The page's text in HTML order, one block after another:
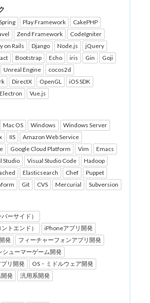
Play Framework
CakePHP
Zend Framework
CodeIgniter
on Rails Django Node.js
jQuery
Bootstrap Echo iris Gin
Goji
Unreal Engine
cocos2d
DirectX OpenGL
iOS SDK
Electron Vue.js
Mac OS Windows
Windows Server
IIS
Amazon Web Service
Google Cloud Platform Vim
Emacs
Studio Visual Studio Code
Hadoop
Elasticsearch Chef
Puppet
Git CVS Mercurial Subversion
ーサイド）
トエンド）
iPhoneアプリ開発
発
フィーチャーフォンアプリ開発
シューマーゲーム開発
リ開発
OS・ミドルウェア開発
発
汎用系開発